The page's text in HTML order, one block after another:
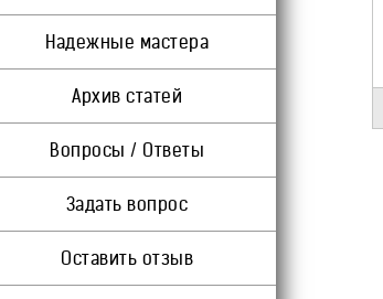
Надежные мастера
Архив статей
Вопросы / Ответы
Задать вопрос
Оставить отзыв